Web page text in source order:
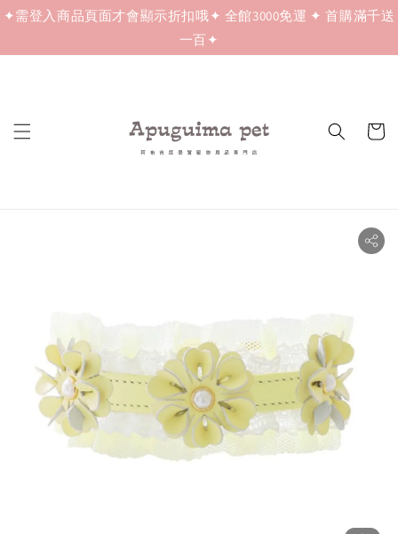
✦需登入商品頁面才會顯示折扣哦✦ 全館3000免運 ✦ 首購滿千送
一百✦